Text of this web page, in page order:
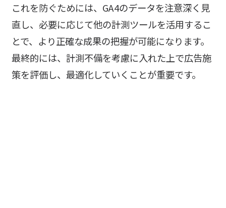
これを防ぐためには、GA4のデータを注意深く見
直し、必要に応じて他の計測ツールを活用するこ
とで、より正確な成果の把握が可能になります。
最終的には、計測不備を考慮に入れた上で広告施
策を評価し、最適化していくことが重要です。